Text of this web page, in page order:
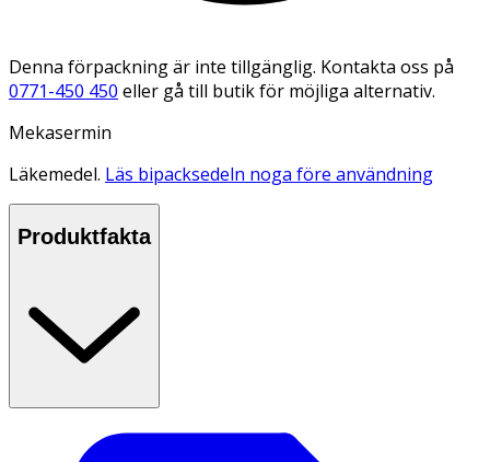
Denna förpackning är inte tillgänglig. Kontakta oss på
0771-450 450 eller gå till butik för möjliga alternativ.
Mekasermin
Läkemedel. Läs bipacksedeln noga före användning
Produktfakta